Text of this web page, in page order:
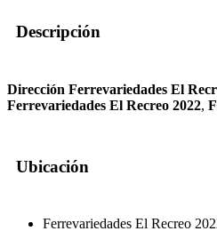
Descripción
Dirección Ferrevariedades El
Ferrevariedades El Recreo 2022,
Ubicación
Ferrevariedades El Recreo